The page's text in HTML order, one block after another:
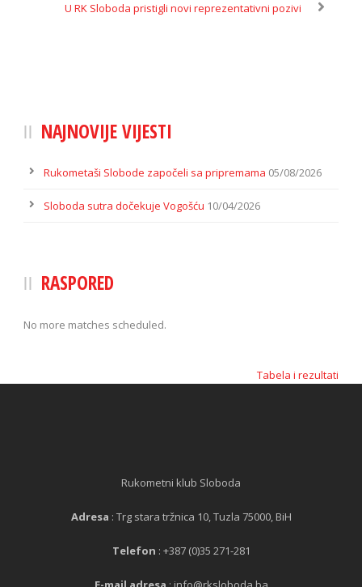
U RK Sloboda pristigli novi reprezentativni pozivi
NAJNOVIJE VIJESTI
Rukometaši Slobode započeli sa pripremama 05/08/2026
Sloboda sutra dočekuje Vogošću 10/04/2026
RASPORED
No more matches scheduled.
Tabela i rezultati
Rukometni klub Sloboda
Adresa : Trg stara tržnica 10, Tuzla 75000, BiH
Telefon : +387 (0)35 271-281